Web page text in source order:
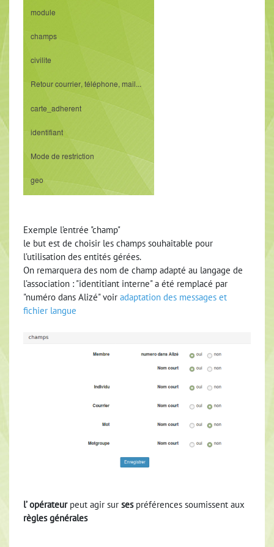
Exemple l’entrée "champ"
le but est de choisir les champs souhaitable pour
l’utilisation des entités gérées.
On remarquera des nom de champ adapté au langage de
l’association : "identitiant interne" a été remplacé par
"numéro dans Alizé" voir adaptation des messages et
fichier langue
l’ opérateurpeut agir sur sespréférences soumissent aux
règles générales